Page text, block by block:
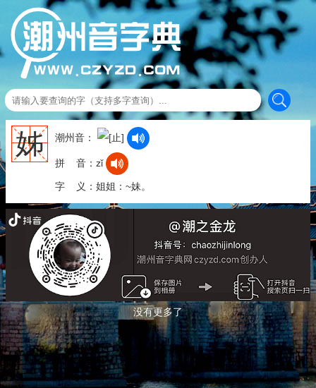
姊 潮州音：
拼 音：zǐ
字 义：姐姐：~妹。
没有更多了